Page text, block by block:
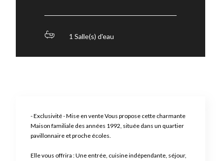
1 Salle(s) d'eau
- Exclusivité - Mise en vente Vous propose cette charmante
Maison familiale des années 1992, située dans un quartier
pavillonnaire et proche écoles.
Elle vous offrira : Une entrée, cuisine indépendante, séjour,